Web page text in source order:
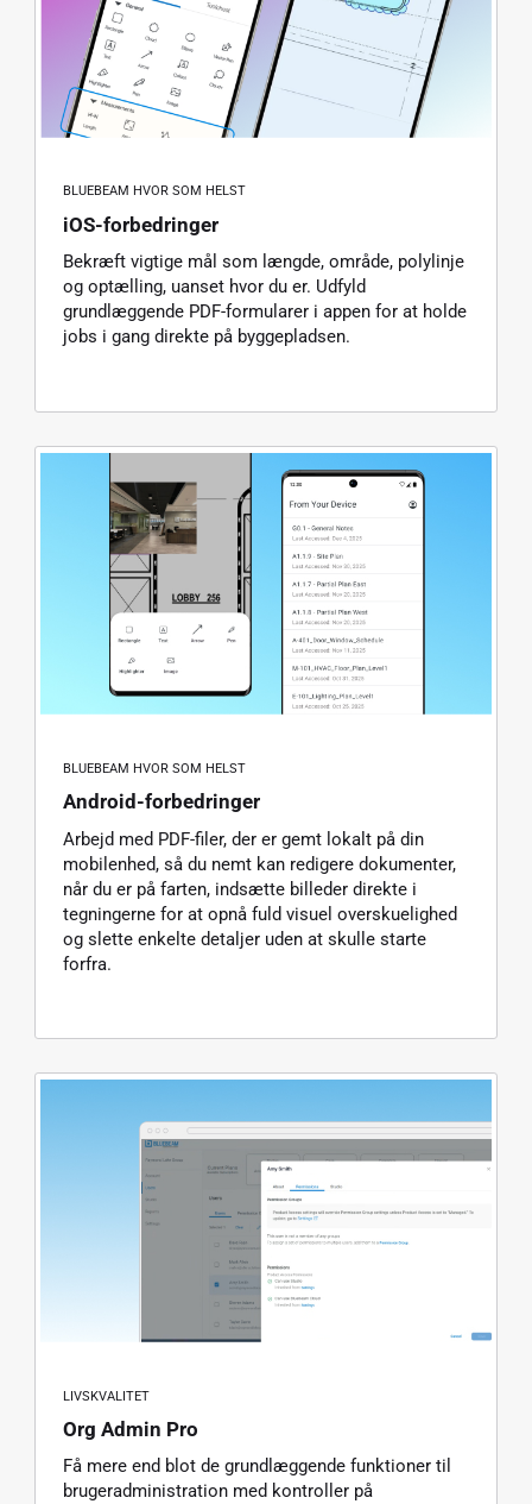
BLUEBEAM HVOR SOM HELST
iOS-forbedringer
Bekræft vigtige mål som længde, område, polylinje
og optælling, uanset hvor du er. Udfyld
grundlæggende PDF-formularer i appen for at holde
jobs i gang direkte på byggepladsen.
BLUEBEAM HVOR SOM HELST
Android-forbedringer
Arbejd med PDF-filer, der er gemt lokalt på din
mobilenhed, så du nemt kan redigere dokumenter,
når du er på farten, indsætte billeder direkte i
tegningerne for at opnå fuld visuel overskuelighed
og slette enkelte detaljer uden at skulle starte
forfra.
LIVSKVALITET
Org Admin Pro
Få mere end blot de grundlæggende funktioner til
brugeradministration med kontroller på